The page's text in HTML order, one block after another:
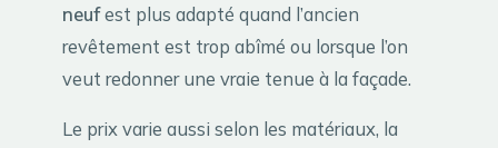
neufest plus adapté quand l’ancien
revêtement est trop abîmé ou lorsque l’on
veut redonner une vraie tenue à la façade.
Le prix varie aussi selon les matériaux, la